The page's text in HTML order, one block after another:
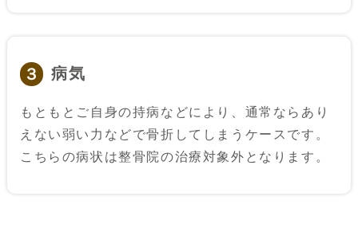
３ 病気
もともとご自身の持病などにより、通常ならあり
えない弱い力などで骨折してしまうケースです。
こちらの病状は整骨院の治療対象外となります。